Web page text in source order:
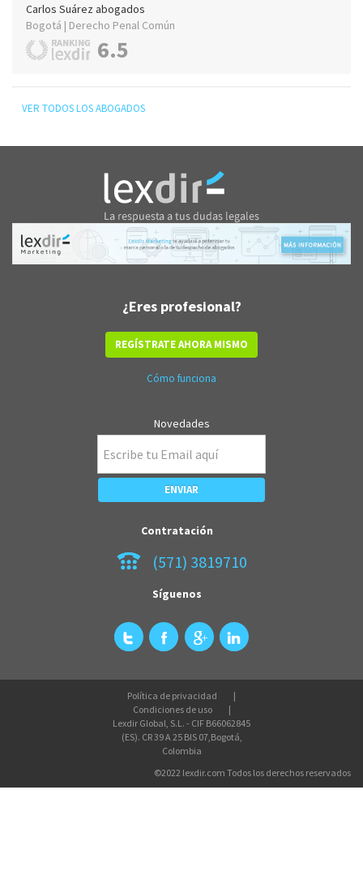
Carlos Suárez abogados
Bogotá | Derecho Penal Común
6.5
VER TODOS LOS ABOGADOS
¿Eres profesional?
REGÍSTRATE AHORA MISMO
Cómo funciona
Novedades
Contratación
(571) 3819710
Síguenos
Política de privacidad
Condiciones de uso
Lexdir Global, S.L. - CIF B66062845
(ES). CR 39 A 25 BIS 07,Bogotá,
Colombia
©2022 lexdir.com Todos los derechos reservados